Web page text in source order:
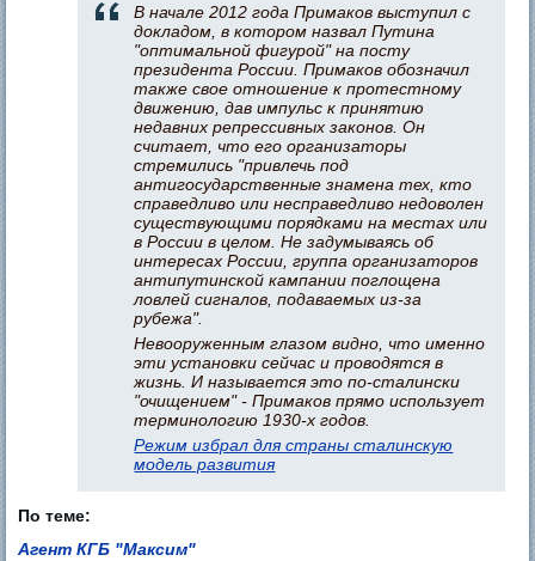
В начале 2012 года Примаков выступил с
докладом, в котором назвал Путина
"оптимальной фигурой" на посту
президента России. Примаков обозначил
также свое отношение к протестному
движению, дав импульс к принятию
недавних репрессивных законов. Он
считает, что его организаторы
стремились "привлечь под
антигосударственные знамена тех, кто
справедливо или несправедливо недоволен
существующими порядками на местах или
в России в целом. Не задумываясь об
интересах России, группа организаторов
антипутинской кампании поглощена
ловлей сигналов, подаваемых из-за
рубежа".
Невооруженным глазом видно, что именно
эти установки сейчас и проводятся в
жизнь. И называется это по-сталински
"очищением" - Примаков прямо использует
терминологию 1930-х годов.
Режим избрал для страны сталинскую
модель развития
По теме:
Агент КГБ "Максим"